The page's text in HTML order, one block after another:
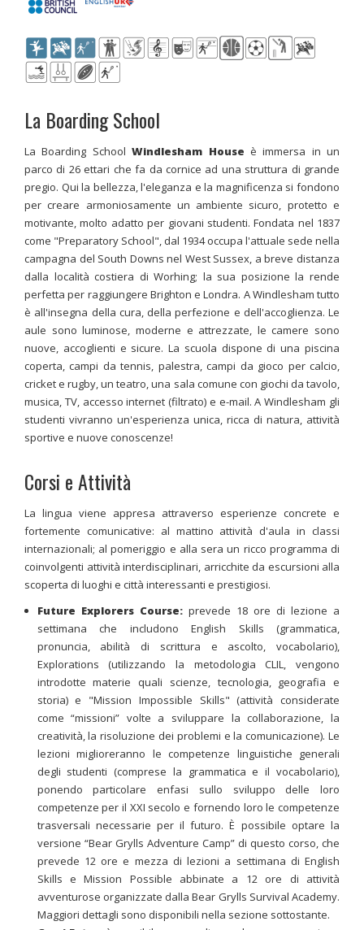
La Boarding School
La Boarding SchoolWindlesham House è immersa in un
parco di 26 ettari che fa da cornice ad una struttura di grande
pregio. Qui la bellezza, l'eleganza e la magnificenza si fondono
per creare armoniosamente un ambiente sicuro, protetto e
motivante, molto adatto per giovani studenti. Fondata nel 1837
come "Preparatory School", dal 1934 occupa l'attuale sede nella
campagna del South Downs nel West Sussex, a breve distanza
dalla località costiera di Worhing; la sua posizione la rende
perfetta per raggiungere Brighton e Londra. A Windlesham tutto
è all'insegna della cura, della perfezione e dell'accoglienza. Le
aule sono luminose, moderne e attrezzate, le camere sono
nuove, accoglienti e sicure. La scuola dispone di una piscina
coperta, campi da tennis, palestra, campi da gioco per calcio,
cricket e rugby, un teatro, una sala comune con giochi da tavolo,
musica, TV, accesso internet (filtrato) e e-mail. A Windlesham gli
studenti vivranno un'esperienza unica, ricca di natura, attività
sportive e nuove conoscenze!
Corsi e Attività
La lingua viene appresa attraverso esperienze concrete e
fortemente comunicative: al mattino attività d'aula in classi
internazionali; al pomeriggio e alla sera un ricco programma di
coinvolgenti attività interdisciplinari, arricchite da escursioni alla
scoperta di luoghi e città interessanti e prestigiosi.
Future Explorers Course:prevede 18 ore di lezione a
settimana che includono English Skills (grammatica,
pronuncia, abilità di scrittura e ascolto, vocabolario),
Explorations (utilizzando la metodologia CLIL, vengono
introdotte materie quali scienze, tecnologia, geografia e
storia) e "Mission Impossible Skills" (attività considerate
come “missioni” volte a sviluppare la collaborazione, la
creatività, la risoluzione dei problemi e la comunicazione). Le
lezioni miglioreranno le competenze linguistiche generali
degli studenti (comprese la grammatica e il vocabolario),
ponendo particolare enfasi sullo sviluppo delle loro
competenze per il XXI secolo e fornendo loro le competenze
trasversali necessarie per il futuro. È possibile optare la
versione “Bear Grylls Adventure Camp” di questo corso, che
prevede 12 ore e mezza di lezioni a settimana di English
Skills e Mission Possible abbinate a 12 ore di attività
avventurose organizzate dalla Bear Grylls Survival Academy.
Maggiori dettagli sono disponibili nella sezione sottostante.